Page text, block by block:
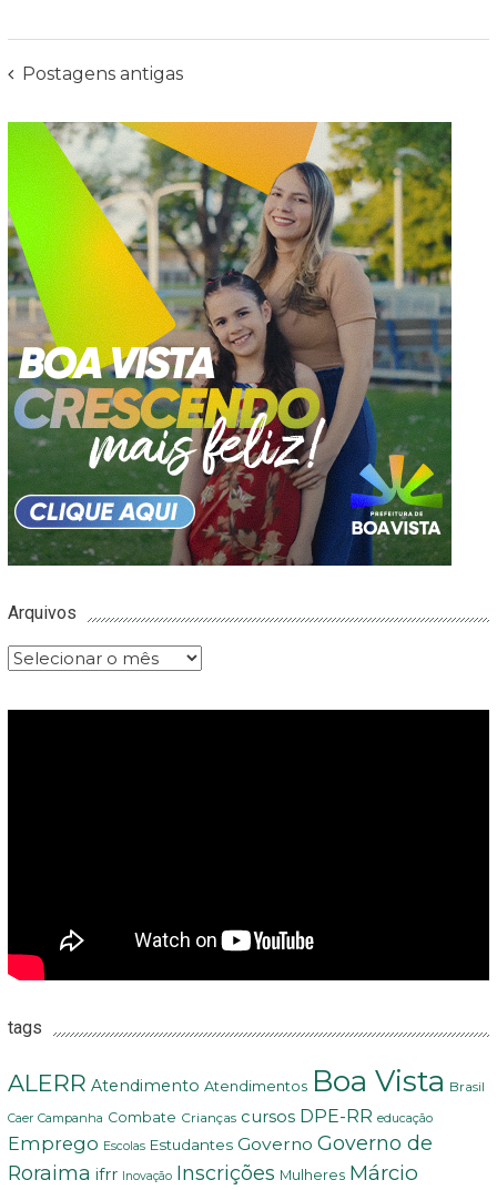
Navegação
Postagens antigas
Arquivos
Arquivos
tags
ALERR Atendimento Atendimentos Boa Vista Brasil
Caer Campanha Combate Crianças cursos DPE-RR educação
Emprego Escolas Estudantes Governo Governo de
Roraima ifrr Inovação Inscrições Mulheres Márcio